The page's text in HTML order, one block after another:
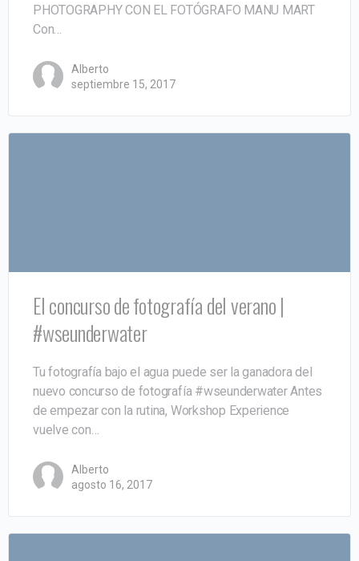
PHOTOGRAPHY CON EL FOTÓGRAFO MANU MART
Con…
Alberto
septiembre 15, 2017
El concurso de fotografía del verano |
#wseunderwater
Tu fotografía bajo el agua puede ser la ganadora del
nuevo concurso de fotografía #wseunderwater Antes
de empezar con la rutina, Workshop Experience
vuelve con…
Alberto
agosto 16, 2017